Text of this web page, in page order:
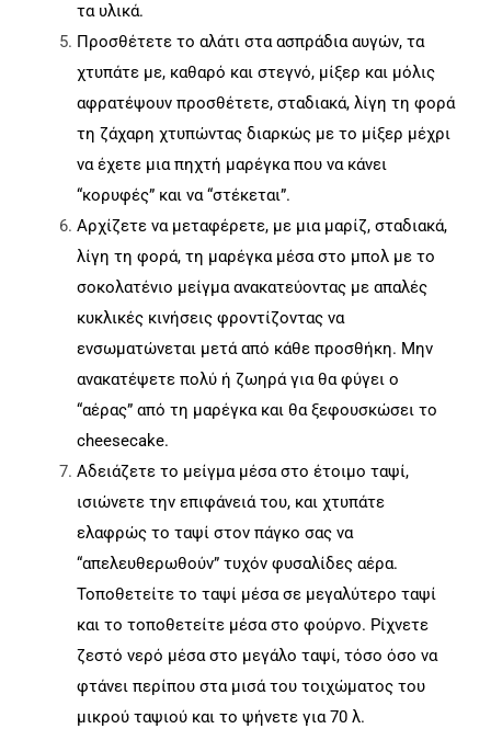
τα υλικά.
Προσθέτετε το αλάτι στα ασπράδια αυγών, τα
χτυπάτε με, καθαρό και στεγνό, μίξερ και μόλις
αφρατέψουν προσθέτετε, σταδιακά, λίγη τη φορά
τη ζάχαρη χτυπώντας διαρκώς με το μίξερ μέχρι
να έχετε μια πηχτή μαρέγκα που να κάνει
“κορυφές” και να “στέκεται”.
Αρχίζετε να μεταφέρετε, με μια μαρίζ, σταδιακά,
λίγη τη φορά, τη μαρέγκα μέσα στο μπολ με το
σοκολατένιο μείγμα ανακατεύοντας με απαλές
κυκλικές κινήσεις φροντίζοντας να
ενσωματώνεται μετά από κάθε προσθήκη. Μην
ανακατέψετε πολύ ή ζωηρά για θα φύγει ο
“αέρας” από τη μαρέγκα και θα ξεφουσκώσει το
cheesecake.
Αδειάζετε το μείγμα μέσα στο έτοιμο ταψί,
ισιώνετε την επιφάνειά του, και χτυπάτε
ελαφρώς το ταψί στον πάγκο σας να
“απελευθερωθούν” τυχόν φυσαλίδες αέρα.
Τοποθετείτε το ταψί μέσα σε μεγαλύτερο ταψί
και το τοποθετείτε μέσα στο φούρνο. Ρίχνετε
ζεστό νερό μέσα στο μεγάλο ταψί, τόσο όσο να
φτάνει περίπου στα μισά του τοιχώματος του
μικρού ταψιού και το ψήνετε για 70 λ.